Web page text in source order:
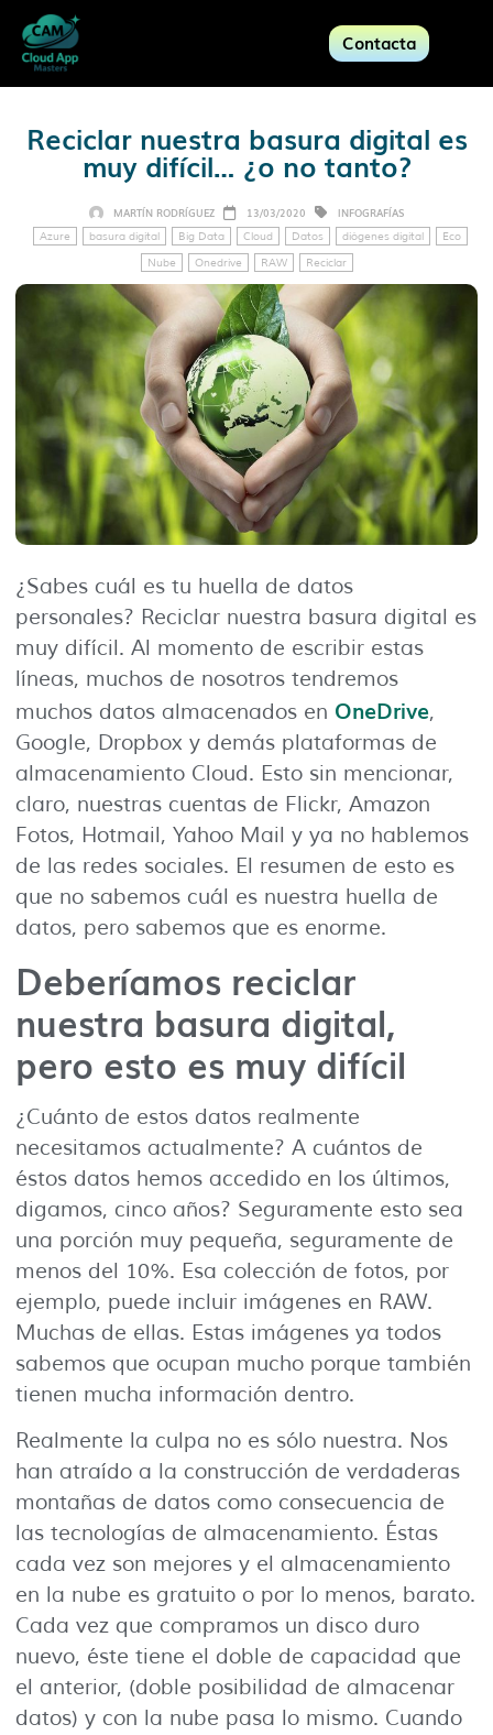
Contacta
Reciclar nuestra basura digital es
muy difícil… ¿o no tanto?
MARTÍN RODRÍGUEZ 13/03/2020 INFOGRAFÍAS
Azure basura digital Big Data Cloud Datos diógenes digital
Eco
Nube
Onedrive RAW Reciclar
¿Sabes cuál es tu huella de datos
personales? Reciclar nuestra basura digital es
muy difícil. Al momento de escribir estas
líneas, muchos de nosotros tendremos
muchos datos almacenados en OneDrive,
Google, Dropbox y demás plataformas de
almacenamiento Cloud. Esto sin mencionar,
claro, nuestras cuentas de Flickr, Amazon
Fotos, Hotmail, Yahoo Mail y ya no hablemos
de las redes sociales. El resumen de esto es
que no sabemos cuál es nuestra huella de
datos, pero sabemos que es enorme.
Deberíamos reciclar
nuestra basura digital,
pero esto es muy difícil
¿Cuánto de estos datos realmente
necesitamos actualmente? A cuántos de
éstos datos hemos accedido en los últimos,
digamos, cinco años? Seguramente esto sea
una porción muy pequeña, seguramente de
menos del 10%. Esa colección de fotos, por
ejemplo, puede incluir imágenes en RAW.
Muchas de ellas. Estas imágenes ya todos
sabemos que ocupan mucho porque también
tienen mucha información dentro.
Realmente la culpa no es sólo nuestra. Nos
han atraído a la construcción de verdaderas
montañas de datos como consecuencia de
las tecnologías de almacenamiento. Éstas
cada vez son mejores y el almacenamiento
en la nube es gratuito o por lo menos, barato.
Cada vez que compramos un disco duro
nuevo, éste tiene el doble de capacidad que
el anterior, (doble posibilidad de almacenar
datos) y con la nube pasa lo mismo. Cuando